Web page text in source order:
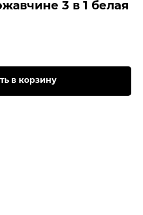
3 в 1 белая
в корзину